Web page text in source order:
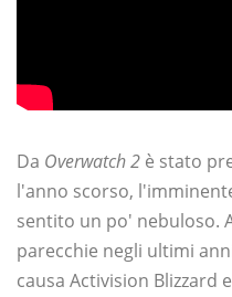
Da Overwatch 2 è stato
l'anno scorso,
sentito un po' nebuloso.
parecchie negli ultimi
causa Activision Blizzard